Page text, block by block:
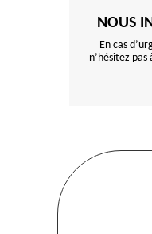
NOUS
En cas
n’hésitez